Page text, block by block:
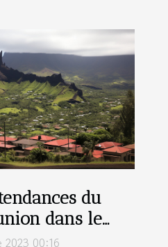
du
dans le
2023 00:16